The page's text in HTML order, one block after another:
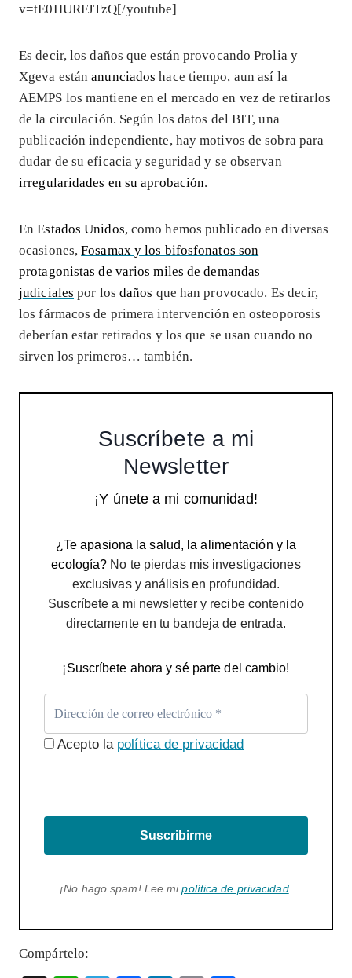
v=tE0HURFJTzQ[/youtube]
Es decir, los daños que están provocando Prolia y
Xgeva estánanunciados hace tiempo, aun así la
AEMPS los mantiene en el mercado en vez de retirarlos
de la circulación. Según los datos del BIT, una
publicación independiente, hay motivos de sobra para
dudar de su eficacia y seguridad y se observan
irregularidades en su aprobación.
EnEstados Unidos, como hemos publicado en diversas
ocasiones,Fosamax y los bifosfonatos son
protagonistas de varios miles de demandas
judiciales por los daños que han provocado. Es decir,
los fármacos de primera intervención en osteoporosis
deberían estar retirados y los que se usan cuando no
sirven los primeros… también.
Suscríbete a mi
Newsletter
¡Y únete a mi comunidad!
¿Te apasiona la salud, la alimentación y la
ecología? No te pierdas mis investigaciones
exclusivas y análisis en profundidad.
Suscríbete a mi newsletter y recibe contenido
directamente en tu bandeja de entrada.
¡Suscríbete ahora y sé parte del cambio!
Acepto la política de privacidad
Suscribirme
¡No hago spam! Lee mipolítica de privacidad.
Compártelo: